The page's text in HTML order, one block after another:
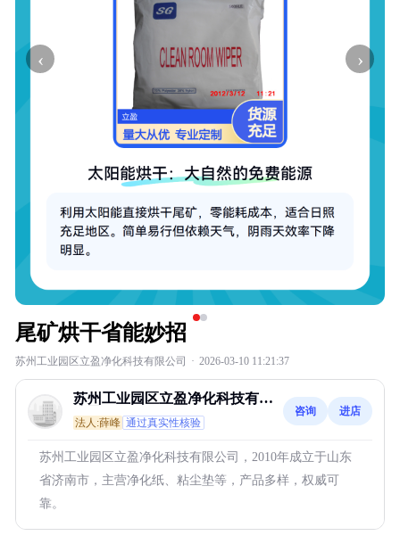
‹ ›
尾矿烘干省能妙招
苏州工业园区立盈净化科技有限公司 · 2026-03-10 11:21:37
苏州工业园区立盈净化科技有限
公司
法人:薛峰 通过真实性核验
咨询 进店
苏州工业园区立盈净化科技有限公司，2010年成立于山东
省济南市，主营净化纸、粘尘垫等，产品多样，权威可
靠。